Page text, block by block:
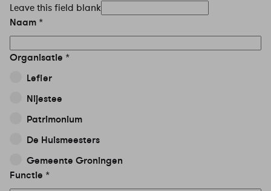
Leave this field blank
Naam
Organisatie
Lefier
Nijestee
Patrimonium
De Huismeesters
Gemeente Groningen
Functie